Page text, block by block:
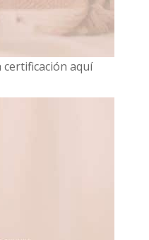
aquí